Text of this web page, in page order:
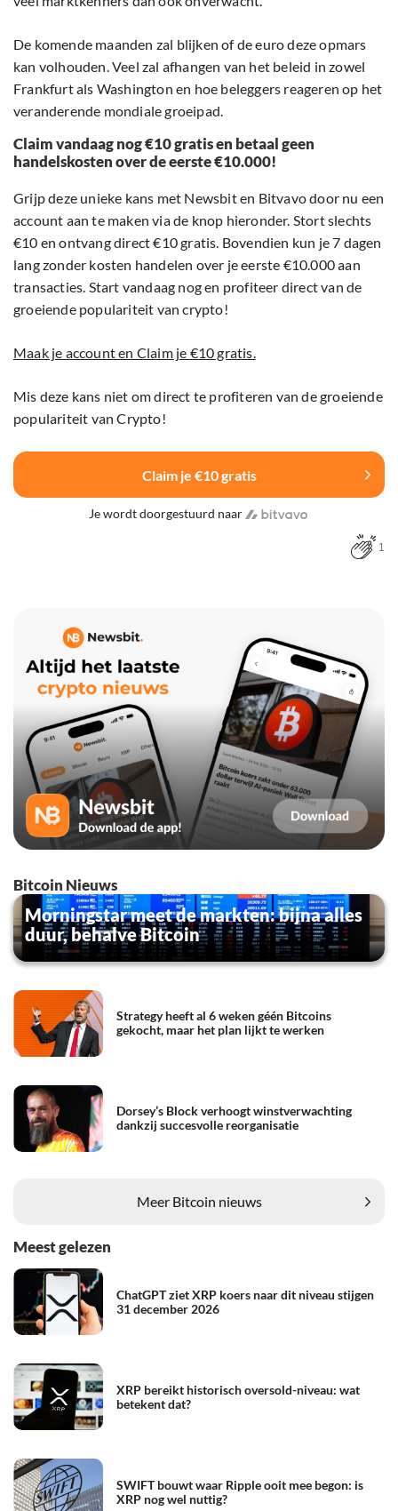
De komende maanden zal blijken of de euro deze opmars
kan volhouden. Veel zal afhangen van het beleid in zowel
Frankfurt als Washington en hoe beleggers reageren op het
veranderende mondiale groeipad.
Claim vandaag nog €10 gratis en betaal geen
handelskosten over de eerste €10.000!
Grijp deze unieke kans met Newsbit en Bitvavo door nu een
account aan te maken via de knop hieronder. Stort slechts
€10 en ontvang direct €10 gratis. Bovendien kun je 7 dagen
lang zonder kosten handelen over je eerste €10.000 aan
transacties. Start vandaag nog en profiteer direct van de
groeiende populariteit van crypto!
Maak je account en Claim je €10 gratis.
Mis deze kans niet om direct te profiteren van de groeiende
populariteit van Crypto!
Claim je €10 gratis
Je wordt doorgestuurd naar
1
Bitcoin Nieuws
Morningstar meet de markten: bijna alles
duur, behalve Bitcoin
Strategy heeft al 6 weken géén Bitcoins
gekocht, maar het plan lijkt te werken
Dorsey’s Block verhoogt winstverwachting
dankzij succesvolle reorganisatie
Meer Bitcoin nieuws
Meest gelezen
ChatGPT ziet XRP koers naar dit niveau stijgen
31 december 2026
XRP bereikt historisch oversold-niveau: wat
betekent dat?
SWIFT bouwt waar Ripple ooit mee begon: is
XRP nog wel nuttig?